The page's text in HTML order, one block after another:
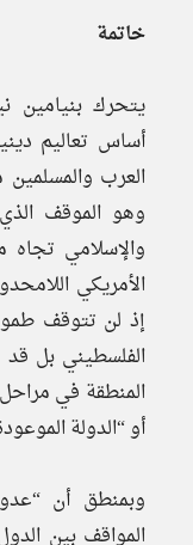
خاتمة
يتحرك
أساس تعاليم
العرب
وهو الموقف
والإسلامي تجاه
الأمريكي
إذ لن تتوقف
الفلسطيني بل قد
المنطقة في
أو “الدولة
وبمنطق أن
المواقف بين